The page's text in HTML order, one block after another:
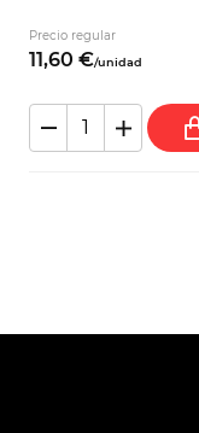
Precio regular
11,60 €/unidad